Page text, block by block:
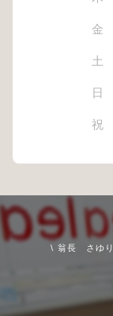
金
土
日
祝
\ 翁長 さゆり